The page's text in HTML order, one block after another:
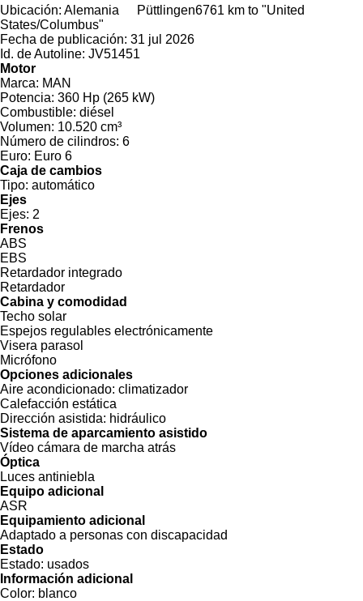
Ubicación: Alemania Püttlingen6761 km to "United
States/Columbus"
Fecha de publicación: 31 jul 2026
Id. de Autoline: JV51451
Motor
Marca: MAN
Potencia: 360 Hp (265 kW)
Combustible: diésel
Volumen: 10.520 cm³
Número de cilindros: 6
Euro: Euro 6
Caja de cambios
Tipo: automático
Ejes
Ejes: 2
Frenos
ABS
EBS
Retardador integrado
Retardador
Cabina y comodidad
Techo solar
Espejos regulables electrónicamente
Visera parasol
Micrófono
Opciones adicionales
Aire acondicionado: climatizador
Calefacción estática
Dirección asistida: hidráulico
Sistema de aparcamiento asistido
Vídeo cámara de marcha atrás
Óptica
Luces antiniebla
Equipo adicional
ASR
Equipamiento adicional
Adaptado a personas con discapacidad
Estado
Estado: usados
Información adicional
Color: blanco